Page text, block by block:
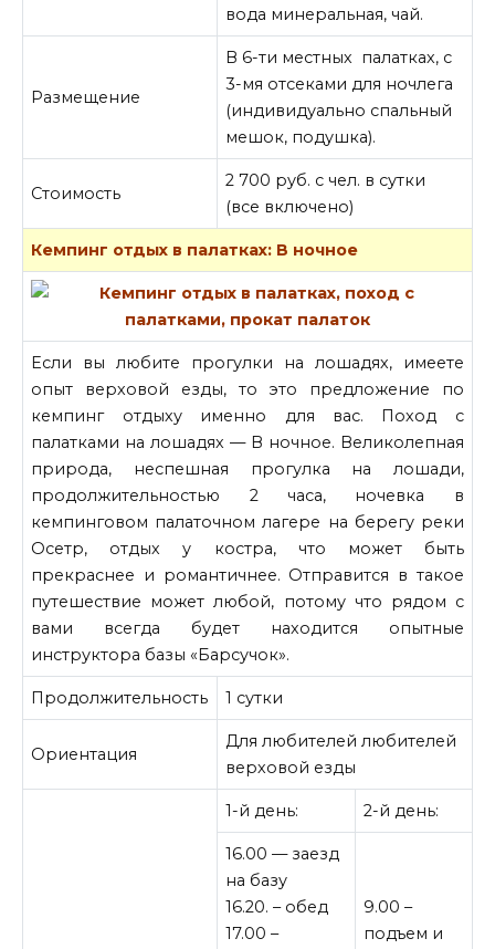
вода минеральная, чай.
Размещение
В 6-ти местных палатках, с
3-мя отсеками для ночлега
(индивидуально спальный
мешок, подушка).
Стоимость
2 700 руб. с чел. в сутки
(все включено)
Кемпинг отдых в палатках: В ночное
Если вы любите прогулки на лошадях, имеете
опыт верховой езды, то это предложение по
кемпинг отдыху именно для вас. Поход с
палатками на лошадях — В ночное. Великолепная
природа, неспешная прогулка на лошади,
продолжительностью 2 часа, ночевка в
кемпинговом палаточном лагере на берегу реки
Осетр, отдых у костра, что может быть
прекраснее и романтичнее. Отправится в такое
путешествие может любой, потому что рядом с
вами всегда будет находится опытные
инструктора базы «Барсучок».
Продолжительность 1 сутки
Ориентация
Для любителей любителей
верховой езды
1-й день: 2-й день:
16.00 — заезд
на базу
16.20. – обед
17.00 –
9.00 –
подъем и